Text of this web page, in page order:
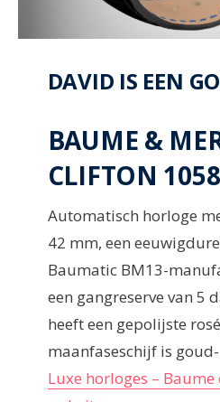
DAVID IS EEN
BAUME &
CLIFTON
Automatisch horloge
42 mm, een
Baumatic BM13-
een gangreserve van 5
heeft een gepolijste
maanfaseschijf is
Luxe horloges –